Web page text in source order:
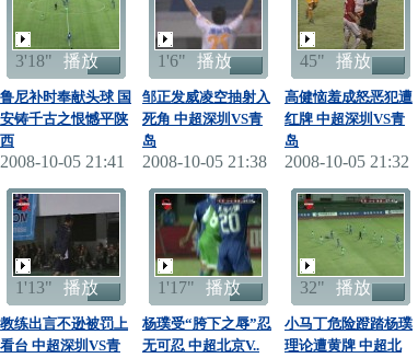
3'18" 播放
鲁尼补时奉献头球 国
安铸千古之恨憾平陕
西
2008-10-05 21:41
1'6" 播放
邹正发威凌空抽射入
死角 中超深圳VS青
岛
2008-10-05 21:38
45" 播放
高健恼羞成怒恶犯遭
红牌 中超深圳VS青
岛
2008-10-05 21:32
1'13" 播放
教练出言不逊被罚上
看台 中超深圳VS青
1'17" 播放
杨璞受“胯下之辱”忍
无可忍 中超北京V..
32" 播放
小马丁危险蹬踏杨璞
理论遭黄牌 中超北